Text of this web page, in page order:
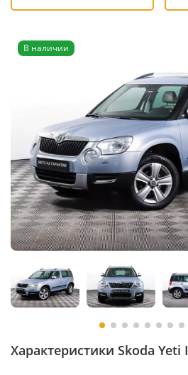
Характеристики Skoda Yeti
В наличии